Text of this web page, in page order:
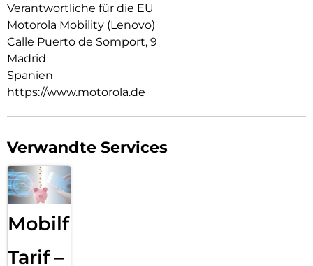
Verantwortliche für die EU
Motorola Mobility (Lenovo)
Calle Puerto de Somport, 9
Madrid
Spanien
https://www.motorola.de
Verwandte Services
Mobilfunk
Tarif –